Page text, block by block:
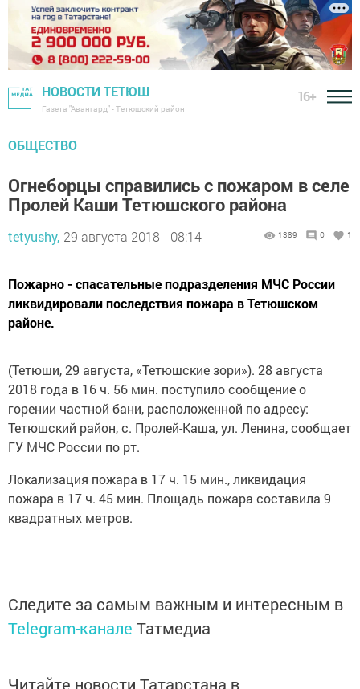
НОВОСТИ ТЕТЮШ
Газета "Авангард" - Тетюшский район
16+
ОБЩЕСТВО
Огнеборцы справились с пожаром в селе
Пролей Каши Тетюшского района
tetyushy, 29 августа 2018 - 08:14 1389 0 1
Пожарно - спасательные подразделения МЧС России
ликвидировали последствия пожара в Тетюшском
районе.
(Тетюши, 29 августа, «Тетюшские зори»). 28 августа
2018 года в 16 ч. 56 мин. поступило сообщение о
горении частной бани, расположенной по адресу:
Тетюшский район, с. Пролей-Каша, ул. Ленина, сообщает
ГУ МЧС России по рт.
Локализация пожара в 17 ч. 15 мин., ликвидация
пожара в 17 ч. 45 мин. Площадь пожара составила 9
квадратных метров.
Следите за самым важным и интересным в
Telegram-канале Татмедиа
Читайте новости Татарстана в